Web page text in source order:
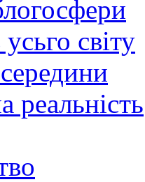
світу
реальність